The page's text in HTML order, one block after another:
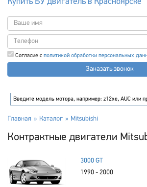
Согласие с политикой обработки персональных
Заказать звонок
Главная Каталог Mitsubishi
Контрактные двигатели
3000 GT
1990 - 2000